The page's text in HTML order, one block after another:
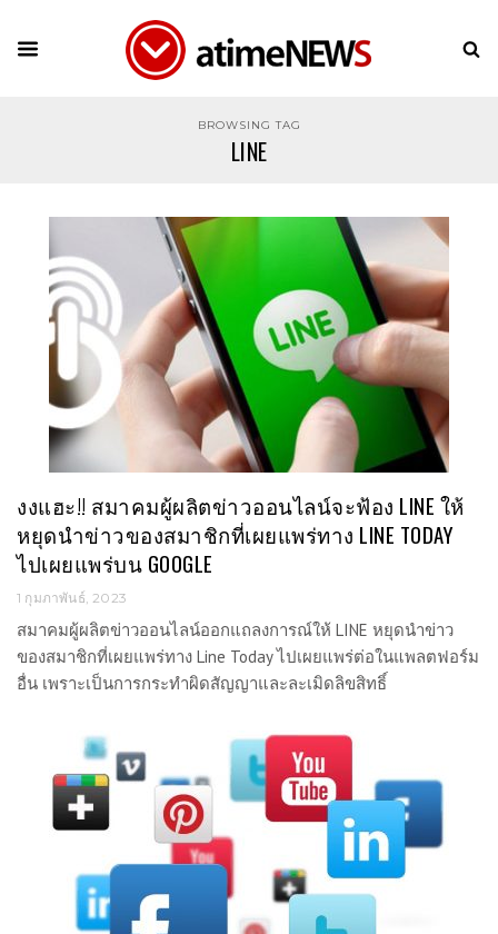
BROWSING TAG
LINE
งงแฮะ!! สมาคมผู้ผลิตข่าวออนไลน์จะฟ้อง LINE ให้
หยุดนำข่าวของสมาชิกที่เผยแพร่ทาง LINE TODAY
ไปเผยแพร่บน GOOGLE
1 กุมภาพันธ์, 2023
สมาคมผู้ผลิตข่าวออนไลน์ออกแถลงการณ์ให้ LINE หยุดนำข่าว
ของสมาชิกที่เผยแพร่ทาง Line Today ไปเผยแพร่ต่อในแพลตฟอร์ม
อื่น เพราะเป็นการกระทำผิดสัญญาและละเมิดลิขสิทธิ์